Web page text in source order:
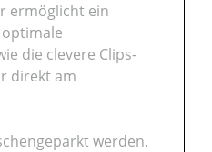
ermöglicht ein
die clevere Clips-
direkt am
werden.